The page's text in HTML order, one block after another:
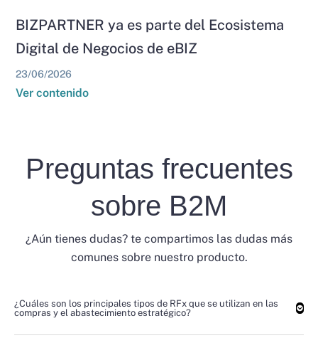
BIZPARTNER ya es parte del Ecosistema
Digital de Negocios de eBIZ
23/06/2026
Ver contenido
Preguntas frecuentes
sobre B2M
¿Aún tienes dudas? te compartimos las dudas más
comunes sobre nuestro producto.
¿Cuáles son los principales tipos de RFx que se utilizan en las
compras y el abastecimiento estratégico?